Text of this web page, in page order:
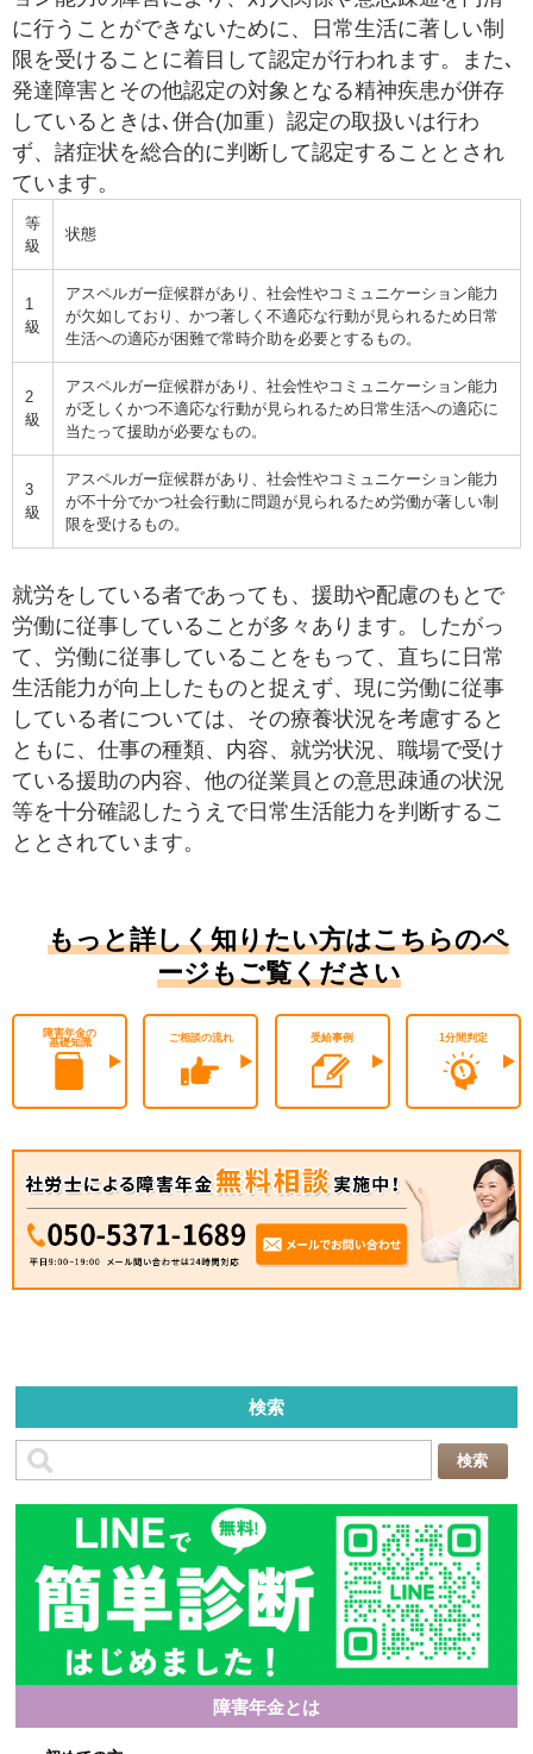
に行うことができないために、日常生活に著しい制
限を受けることに着目して認定が行われます。また､
発達障害とその他認定の対象となる精神疾患が併存
しているときは､併合(加重）認定の取扱いは行わ
ず、諸症状を総合的に判断して認定することとされ
ています。
等
級
状態
1
級
アスペルガー症候群があり、社会性やコミュニケーション能力
が欠如しており、かつ著しく不適応な行動が見られるため日常
生活への適応が困難で常時介助を必要とするもの。
2
級
アスペルガー症候群があり、社会性やコミュニケーション能力
が乏しくかつ不適応な行動が見られるため日常生活への適応に
当たって援助が必要なもの。
3
級
アスペルガー症候群があり、社会性やコミュニケーション能力
が不十分でかつ社会行動に問題が見られるため労働が著しい制
限を受けるもの。
就労をしている者であっても、援助や配慮のもとで
労働に従事していることが多々あります。したがっ
て、労働に従事していることをもって、直ちに日常
生活能力が向上したものと捉えず、現に労働に従事
している者については、その療養状況を考慮すると
ともに、仕事の種類、内容、就労状況、職場で受け
ている援助の内容、他の従業員との意思疎通の状況
等を十分確認したうえで日常生活能力を判断するこ
ととされています。
もっと詳しく知りたい方はこちらのペ
ージもご覧ください
障害年金の
基礎知識
ご相談の流れ 受給事例 1分間判定
検索
障害年金とは